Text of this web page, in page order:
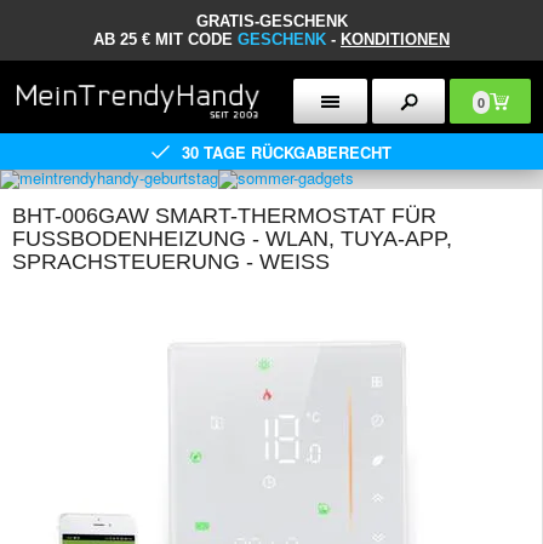
GRATIS-GESCHENK
AB 25 € MIT CODE GESCHENK - KONDITIONEN
0
30 TAGE RÜCKGABERECHT
BHT-006GAW SMART-THERMOSTAT FÜR
FUSSBODENHEIZUNG - WLAN, TUYA-APP, S
PRACHSTEUERUNG - WEISS